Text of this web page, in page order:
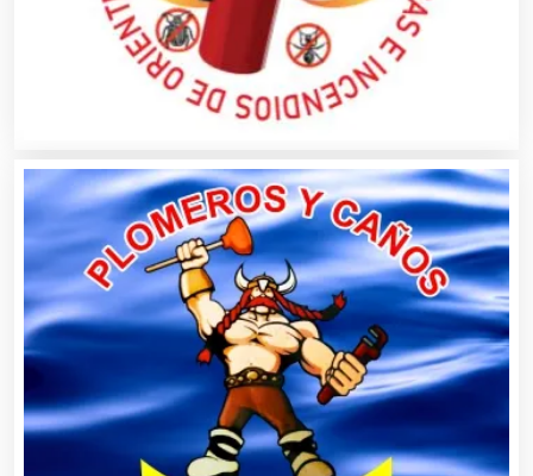
Alarmas
Albercas
Alimentos
Almacenaje
Alquiler de Autos